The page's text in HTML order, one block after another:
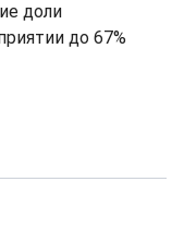
доли
до 67%